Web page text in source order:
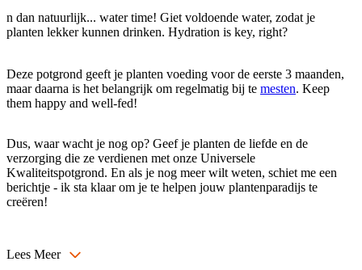
n dan natuurlijk... water time! Giet voldoende water, zodat je
planten lekker kunnen drinken. Hydration is key, right?
Deze potgrond geeft je planten voeding voor de eerste 3 maanden,
maar daarna is het belangrijk om regelmatig bij te mesten. Keep
them happy and well-fed!
Dus, waar wacht je nog op? Geef je planten de liefde en de
verzorging die ze verdienen met onze Universele
Kwaliteitspotgrond. En als je nog meer wilt weten, schiet me een
berichtje - ik sta klaar om je te helpen jouw plantenparadijs te
creëren!
Lees Meer